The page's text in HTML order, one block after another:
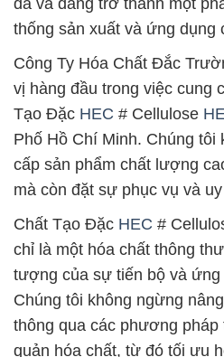
đã và đang trở thành một
thống sản xuất và ứng dụng
Công Ty Hóa Chất Đắc
vị hàng đầu trong việc cung
Tạo Đặc HEC # Cellulose
Phố Hồ Chí Minh. Chúng tôi
cấp sản phẩm chất lượng
mà còn đặt sự phục vụ và
Chất Tạo Đặc HEC #
chỉ là một hóa chất thông
tượng của sự tiến bộ và ứng
Chúng tôi không ngừng
thông qua các phương pháp
quản hóa chất, từ đó tối ưu